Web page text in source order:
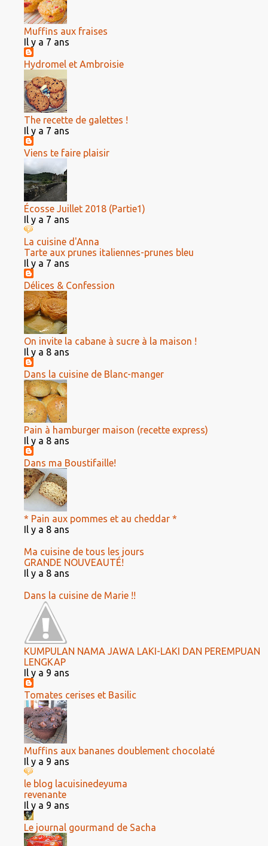
Muffins aux fraises
Il y a 7 ans
Hydromel et Ambroisie
The recette de galettes !
Il y a 7 ans
Viens te faire plaisir
Écosse Juillet 2018 (Partie1)
Il y a 7 ans
La cuisine d'Anna
Tarte aux prunes italiennes-prunes bleu
Il y a 7 ans
Délices & Confession
On invite la cabane à sucre à la maison !
Il y a 8 ans
Dans la cuisine de Blanc-manger
Pain à hamburger maison (recette express)
Il y a 8 ans
Dans ma Boustifaille!
* Pain aux pommes et au cheddar *
Il y a 8 ans
Ma cuisine de tous les jours
GRANDE NOUVEAUTÉ!
Il y a 8 ans
Dans la cuisine de Marie !!
KUMPULAN NAMA JAWA LAKI-LAKI DAN PEREMPUAN
LENGKAP
Il y a 9 ans
Tomates cerises et Basilic
Muffins aux bananes doublement chocolaté
Il y a 9 ans
le blog lacuisinedeyuma
revenante
Il y a 9 ans
Le journal gourmand de Sacha